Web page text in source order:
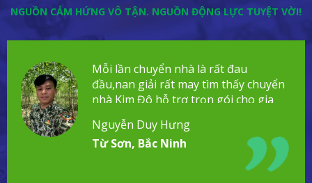
NGUỒN CẢM HỨNG VÔ TẬN. NGUỒN ĐỘNG LỰC TUYỆT VỜI!
Mỗi lần chuyển nhà là rất đau
đầu,nan giải rất may tìm thấy chuyển
nhà Kim Đô hỗ trợ trọn gói cho gia
Nguyễn Duy Hưng
Từ Sơn, Bắc Ninh